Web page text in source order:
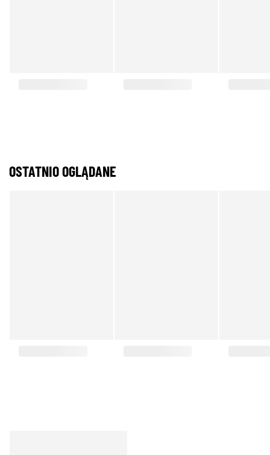
OSTATNIO OGLĄDANE